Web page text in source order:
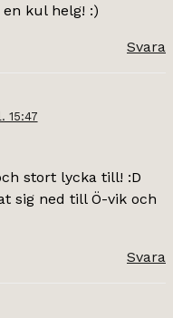
kul helg! :)
Svara
15:47
stort lycka till! :D
sig ned till Ö-vik och
Svara